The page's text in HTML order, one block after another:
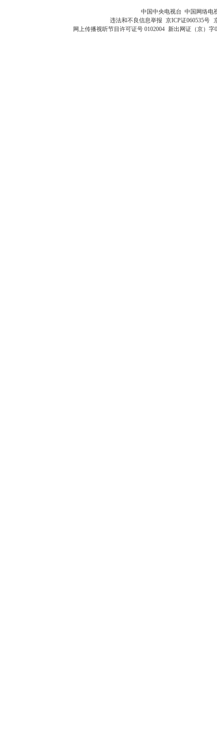
中国中央电视台 中国网络电
违法和不良信息举报 京ICP证060535号
网上传播视听节目许可证号 0102004 新出网证（京）